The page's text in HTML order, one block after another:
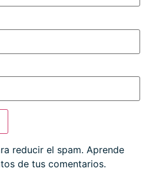
reducir el spam. Aprende
de tus comentarios.